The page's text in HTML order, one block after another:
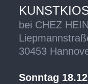
bei CHEZ
30453
Sonntag